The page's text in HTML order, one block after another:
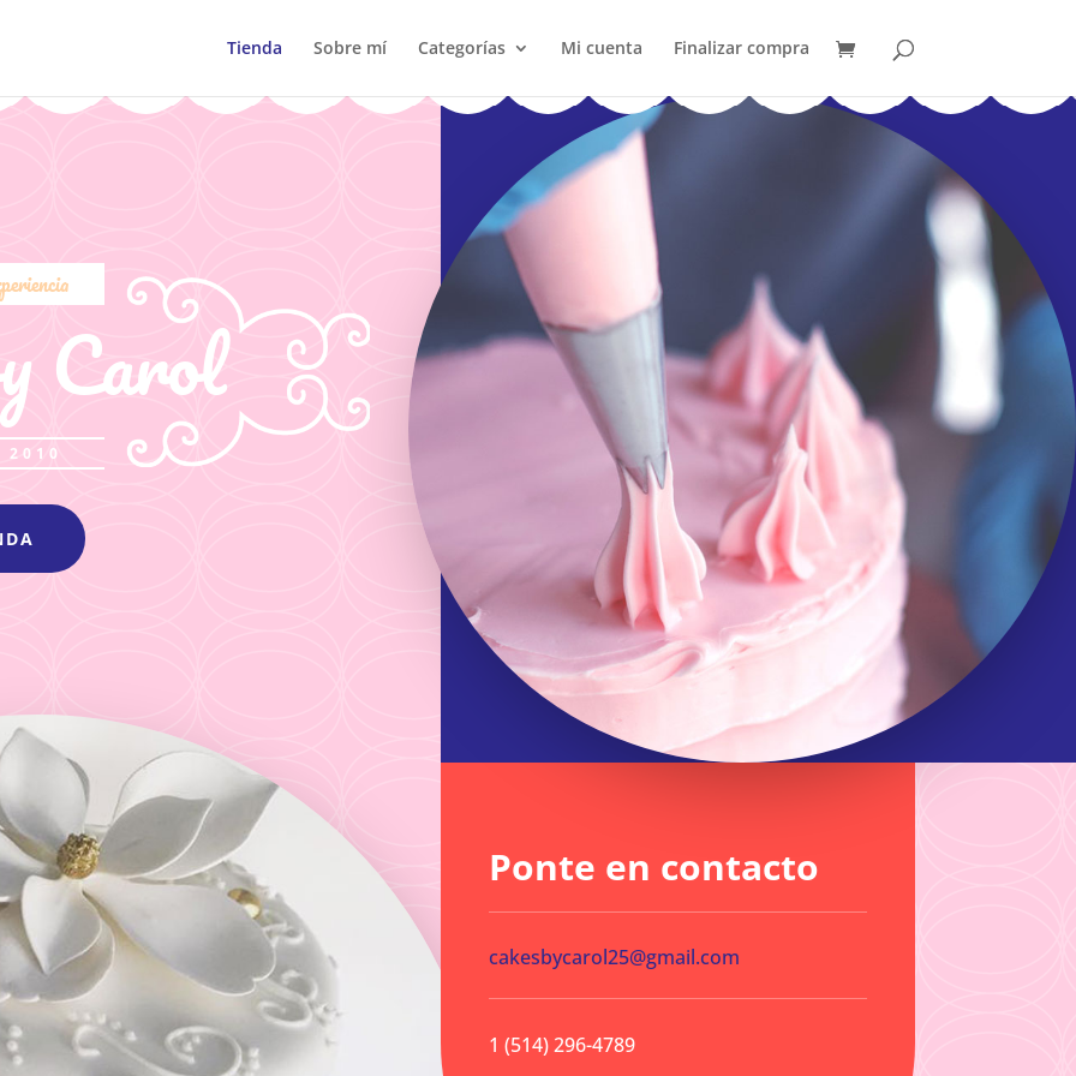
Tienda Sobre mí Categorías Mi cuenta Finalizar compra
Carol
2010
Ponte en contacto
cakesbycarol25@gmail.com
1 (514) 296-4789